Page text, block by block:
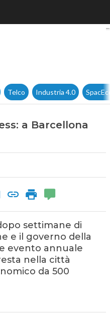
World Congress: a
Telco Industria 4.0
a Barcellona
settimane di
e il governo della
evento annuale
nella città
da 500